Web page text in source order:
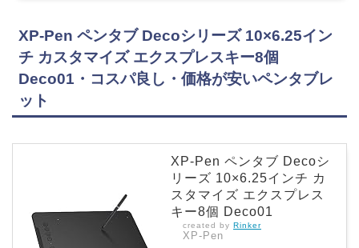
XP-Pen ペンタブ Decoシリーズ 10×6.25イン
チ カスタマイズ エクスプレスキー8個
Deco01・コスパ良し・価格が安いペンタブレ
ット
XP-Pen ペンタブ Decoシ
リーズ 10×6.25インチ カ
スタマイズ エクスプレス
キー8個 Deco01
created by Rinker
XP-Pen